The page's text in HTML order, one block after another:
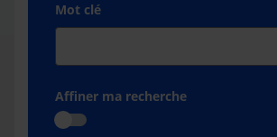
Mot clé
Affiner ma recherche